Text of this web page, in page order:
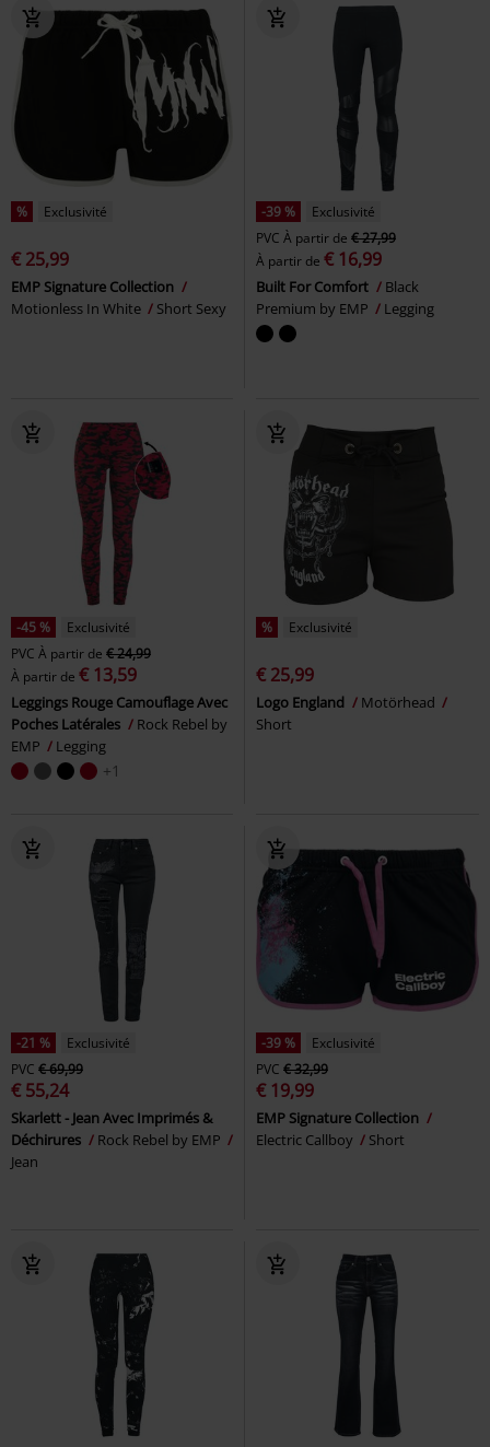
% Exclusivité
€ 25,99
EMP Signature Collection
Motionless In White
Short Sexy
-39 %
Exclusivité
PVC À partir de € 27,99
À partir de € 16,99
Built For Comfort
Black
Premium by EMP
Legging
-45 %
Exclusivité
PVC À partir de € 24,99
À partir de € 13,59
Leggings Rouge Camouflage Avec
Poches Latérales
Rock Rebel by
EMP
Legging
+1
% Exclusivité
€ 25,99
Logo England
Motörhead
Short
-21 %
Exclusivité
PVC € 69,99
€ 55,24
Skarlett - Jean Avec Imprimés &
Déchirures
Rock Rebel by EMP
Jean
-39 %
Exclusivité
PVC € 32,99
€ 19,99
EMP Signature Collection
Electric Callboy
Short